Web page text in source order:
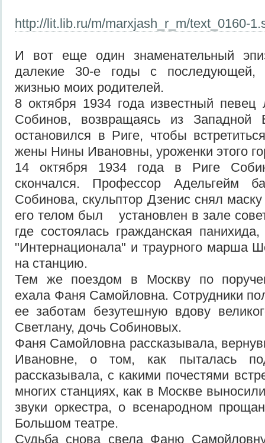
http://lit.lib.ru/m/marxjash_r_m/text_0160-
И вот еще один знаменательный
далекие 30-е годы с последующей,
жизнью моих родителей.
8 октября 1934 года известный певец
Собинов, возвращаясь из
остановился в Риге, чтобы
жены Нины Ивановны, уроженки этого
14 октября 1934 года в Риге
скончался. Профессор Адельгейм
Собинова, скульптор Дзенис снял
его телом был установлен в зале
где состоялась гражданская
"Интернационала" и траурного марша
на станцию.
Тем же поездом в Москву по
ехала Фаня Самойловна. Сотрудники
ее заботам безутешную вдову
Светлану, дочь Собиновых.
Фаня Самойловна рассказывала,
Ивановне, о том, как пыталась
рассказывала, с какими почестями
многих станциях, как в Москве
звуки оркестра, о всенародном
Большом театре.
Судьба снова свела Фаню